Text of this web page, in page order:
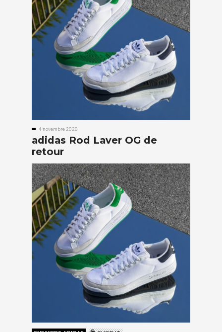
4 novembre 2020
adidas Rod Laver OG de
retour